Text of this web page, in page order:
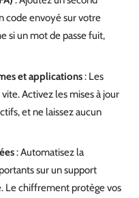
code envoyé sur votre
si un mot de passe fuit,
et applications: Les
Activez les mises à jour
et ne laissez aucun
: Automatisez la
sur un support
Le chiffrement protège vos